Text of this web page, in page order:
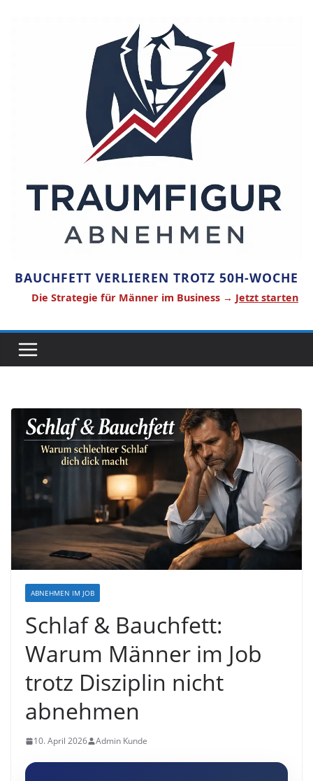
BAUCHFETT VERLIEREN TROTZ 50H-WOCHE
Die Strategie für Männer im Business → Jetzt starten
ABNEHMEN IM JOB
Schlaf & Bauchfett:
Warum Männer im Job
trotz Disziplin nicht
abnehmen
10. April 2026 Admin Kunde